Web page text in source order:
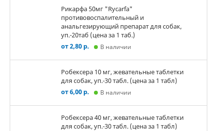
Рикарфа 50мг "Rycarfa"
противовоспалительный и
анальгезирующий препарат для собак,
уп.-20таб (цена за 1 таб.)
от 2,80 р.
В наличии
Робексера 10 мг, жевательные таблетки
для собак, уп.-30 табл. (цена за 1 табл)
от 6,00 р.
В наличии
Робексера 40 мг, жевательные таблетки
для собак, уп.-30 табл. (цена за 1 табл)